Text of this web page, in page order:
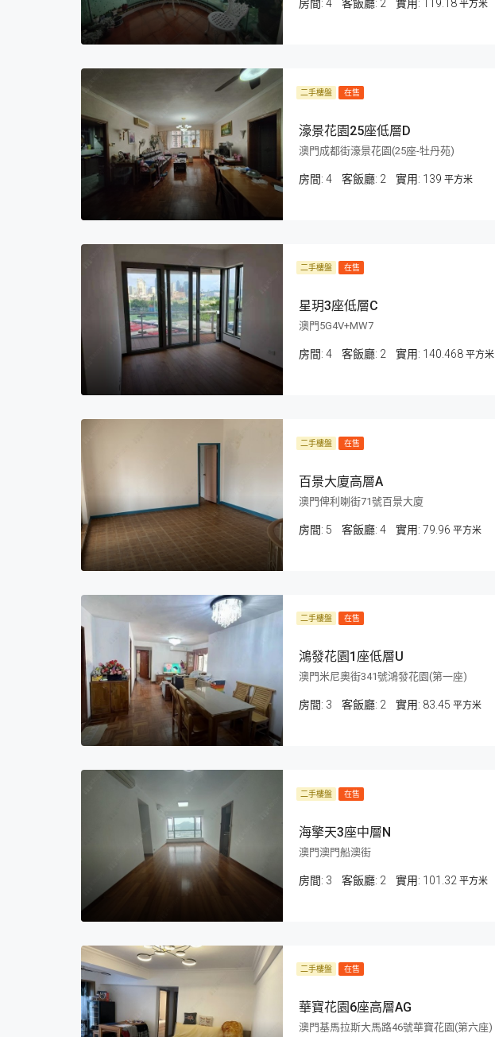
房間: 4 客飯廳: 2 119.18 平方米
二手樓盤 在售
濠景花園25座低層D
澳門成都街濠景花園(25座-牡丹苑)
房間: 4 客飯廳: 2 139 平方米
二手樓盤 在售
星玥3座低層C
澳門5G4V+MW7
房間: 4 客飯廳: 2 140.468 平方米
二手樓盤 在售
百景大廈高層A
澳門俾利喇街71號百景大廈
房間: 5 客飯廳: 4 79.96 平方米
二手樓盤 在售
鴻發花園1座低層U
澳門米尼奧街341號鴻發花園(第一座)
房間: 3 客飯廳: 2 83.45 平方米
二手樓盤 在售
海擎天3座中層N
澳門澳門船澳街
房間: 3 客飯廳: 2 101.32 平方米
二手樓盤 在售
華寶花園6座高層AG
澳門基馬拉斯大馬路46號華寶花園(第六座)